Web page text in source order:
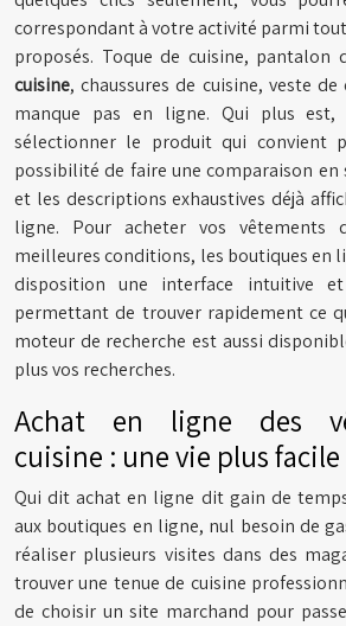
correspondant à votre activité parmi
proposés. Toque de cuisine, pantalon
cuisine, chaussures de cuisine, veste
manque pas en ligne. Qui plus
sélectionner le produit qui convient
possibilité de faire une comparaison en
et les descriptions exhaustives déjà
ligne. Pour acheter vos vêtements
meilleures conditions, les boutiques en
disposition une interface intuitive
permettant de trouver rapidement ce
moteur de recherche est aussi
plus vos recherches.
Achat en ligne des
cuisine : une vie plus facile
Qui dit achat en ligne dit gain de
aux boutiques en ligne, nul besoin de
réaliser plusieurs visites dans des
trouver une tenue de cuisine
de choisir un site marchand pour